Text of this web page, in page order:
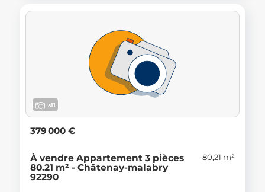
x11
379 000 €
À vendre Appartement 3 pièces
80.21 m² - Châtenay-malabry
92290
80,21 m²